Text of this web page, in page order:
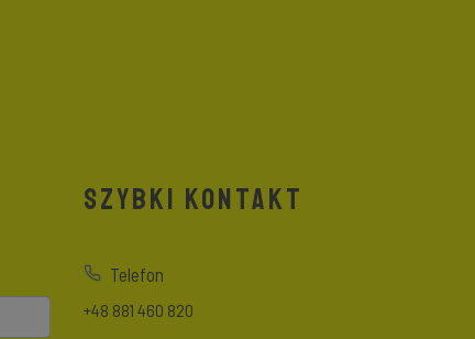
SZYBKI KONTAKT
Telefon
+48 881 460 820